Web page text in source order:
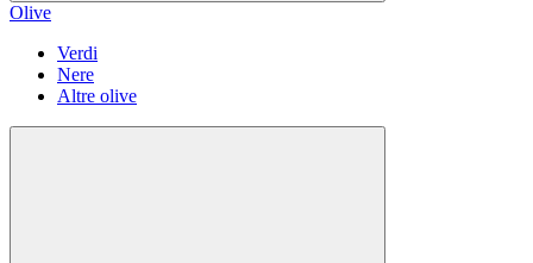
Olive
Verdi
Nere
Altre olive